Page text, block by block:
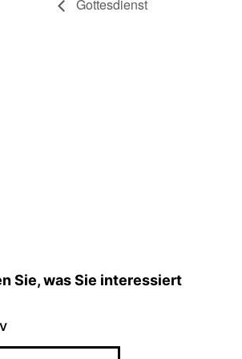
Gottesdienst
Sie, was Sie interessiert